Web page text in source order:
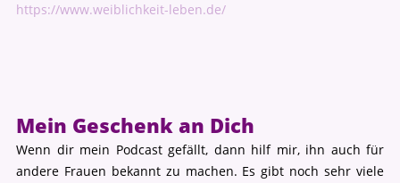
https://www.weiblichkeit-leben.de/
Mein Geschenk an Dich
Wenn dir mein Podcast gefällt, dann hilf mir, ihn auch für
andere Frauen bekannt zu machen. Es gibt noch sehr viele